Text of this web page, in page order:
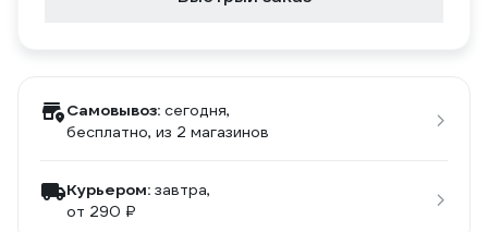
Самовывоз: сегодня,
бесплатно, из 2 магазинов
Курьером: завтра,
от 290 ₽